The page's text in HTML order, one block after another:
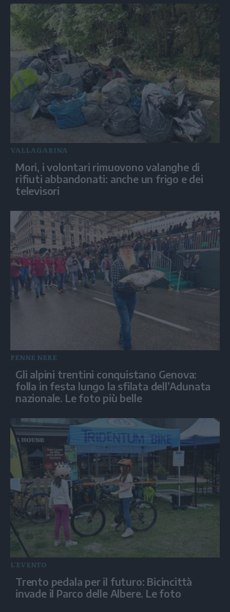
VALLAGARINA
Mori, i volontari rimuovono valanghe di
rifiuti abbandonati: anche un frigo e dei
televisori
PENNE NERE
Gli alpini trentini conquistano Genova:
folla in festa lungo la sfilata dell’Adunata
nazionale. Le foto più belle
L'EVENTO
Trento pedala per il futuro: Bicincittà
invade il Parco delle Albere. Le foto